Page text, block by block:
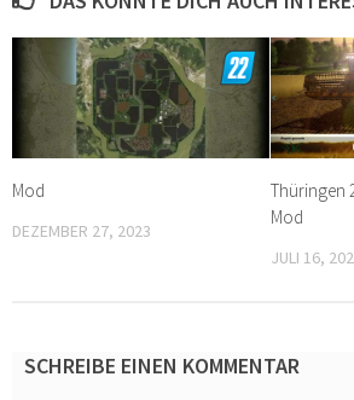
Mod
DEZEMBER 27, 2023
Thüringen
Mod
JULI 16,
SCHREIBE EINEN KOMMENTAR